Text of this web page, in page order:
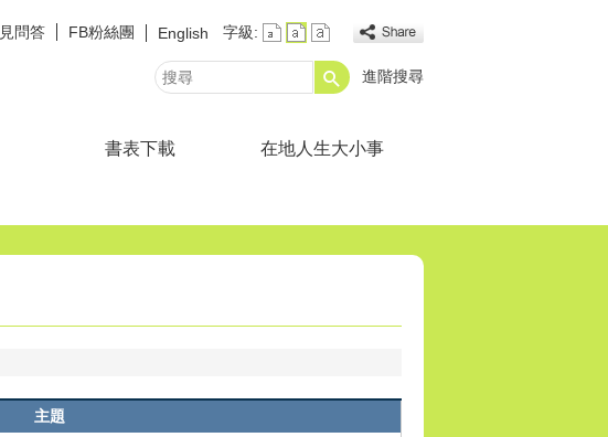
問答 FB粉絲團 English 字級:
搜
進階搜尋
書表下載 在地人生大小事
主題